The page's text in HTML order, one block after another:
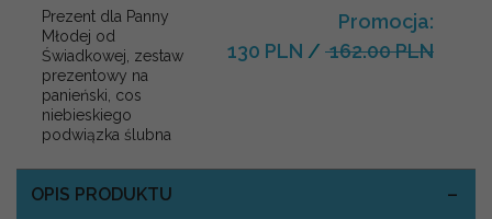
Prezent dla Panny
Młodej od
Świadkowej, zestaw
prezentowy na
panieński, cos
niebieskiego
podwiązka ślubna
Promocja:
130 PLN / 162.00 PLN
OPIS PRODUKTU